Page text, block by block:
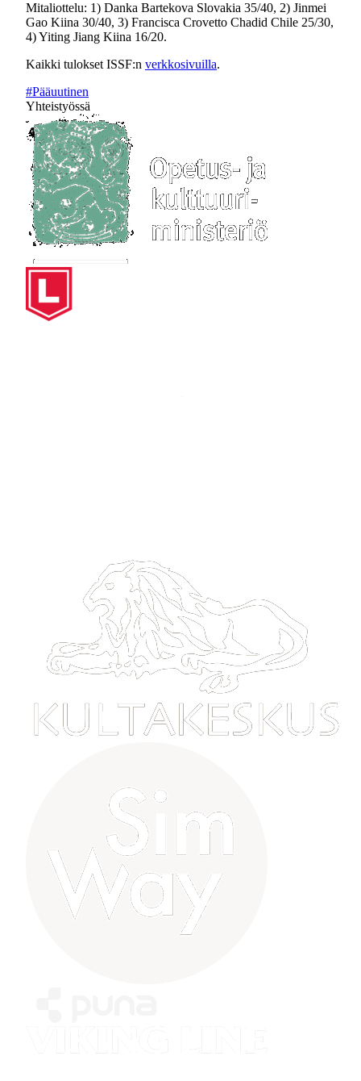
Mitaliottelu: 1) Danka Bartekova Slovakia 35/40, 2) Jinmei
Gao Kiina 30/40, 3) Francisca Crovetto Chadid Chile 25/30,
4) Yiting Jiang Kiina 16/20.
Kaikki tulokset ISSF:n verkkosivuilla.
#Pääuutinen
Yhteistyössä